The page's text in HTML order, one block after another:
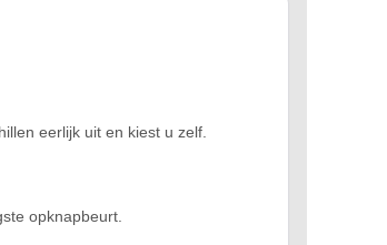
eerlijk uit en kiest u zelf.
opknapbeurt.